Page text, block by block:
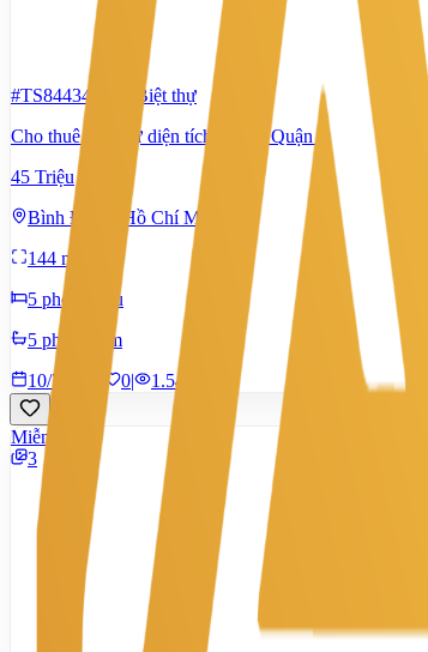
#TS84434656
Biệt thự
Cho thuê biệt thự diện tích rộng ở Quận 8
45 Triệu
Bình Đông, Hồ Chí Minh
144 m²
5 phòng ngủ
5 phòng tắm
10/7/2026
0| 1.546
Miễn phí
3